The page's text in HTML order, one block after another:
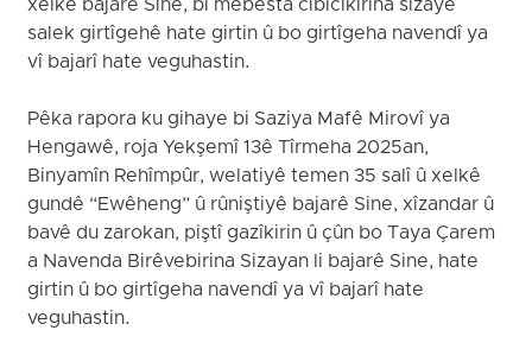
xelkê bajarê Sine, bi mebesta cîbicîkirina sizayê
salek girtîgehê hate girtin û bo girtîgeha navendî ya
vî bajarî hate veguhastin.
Pêka rapora ku gihaye bi Saziya Mafê Mirovî ya
Hengawê, roja Yekşemî 13ê Tîrmeha 2025an,
Binyamîn Rehîmpûr, welatiyê temen 35 salî û xelkê
gundê “Ewêheng” û rûniştiyê bajarê Sine, xîzandar û
bavê du zarokan, piştî gazîkirin û çûn bo Taya Çarem
a Navenda Birêvebirina Sizayan li bajarê Sine, hate
girtin û bo girtîgeha navendî ya vî bajarî hate
veguhastin.